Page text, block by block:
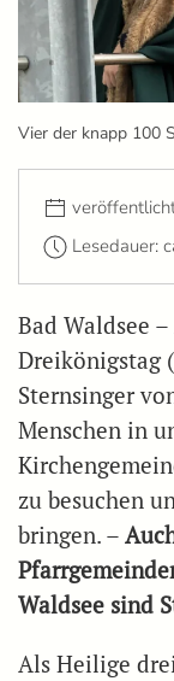
Vier der knapp 100
Lesedauer:
Bad Waldsee
Dreikönigstag
Sternsinger
Menschen in
zu besuchen
bringen. –
Waldsee sind
Als Heilige